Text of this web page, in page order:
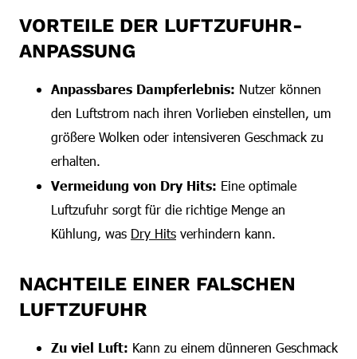
VORTEILE DER LUFTZUFUHR-
ANPASSUNG
Anpassbares Dampferlebnis: Nutzer können
den Luftstrom nach ihren Vorlieben einstellen, um
größere Wolken oder intensiveren Geschmack zu
erhalten.
Vermeidung von Dry Hits: Eine optimale
Luftzufuhr sorgt für die richtige Menge an
Kühlung, was Dry Hits verhindern kann.
NACHTEILE EINER FALSCHEN
LUFTZUFUHR
Zu viel Luft: Kann zu einem dünneren Geschmack